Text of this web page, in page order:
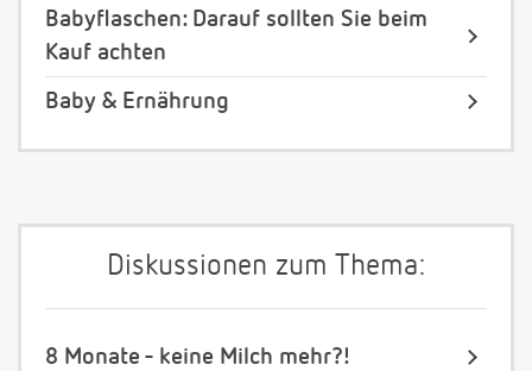
Babyflaschen: Darauf sollten Sie beim
Kauf achten
Baby & Ernährung
Diskussionen zum Thema:
8 Monate - keine Milch mehr?!